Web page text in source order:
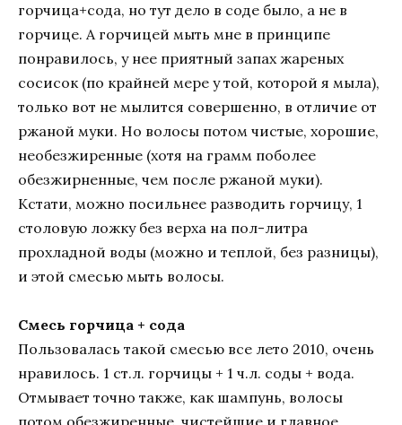
горчица+сода, но тут дело в соде было, а не в
горчице. А горчицей мыть мне в принципе
понравилось, у нее приятный запах жареных
сосисок (по крайней мере у той, которой я мыла),
только вот не мылится совершенно, в отличие от
ржаной муки. Но волосы потом чистые, хорошие,
необезжиренные (хотя на грамм поболее
обезжирненные, чем после ржаной муки).
Кстати, можно посильнее разводить горчицу, 1
столовую ложку без верха на пол-литра
прохладной воды (можно и теплой, без разницы),
и этой смесью мыть волосы.
Смесь горчица + сода
Пользовалась такой смесью все лето 2010, очень
нравилось. 1 ст.л. горчицы + 1 ч.л. соды + вода.
Отмывает точно также, как шампунь, волосы